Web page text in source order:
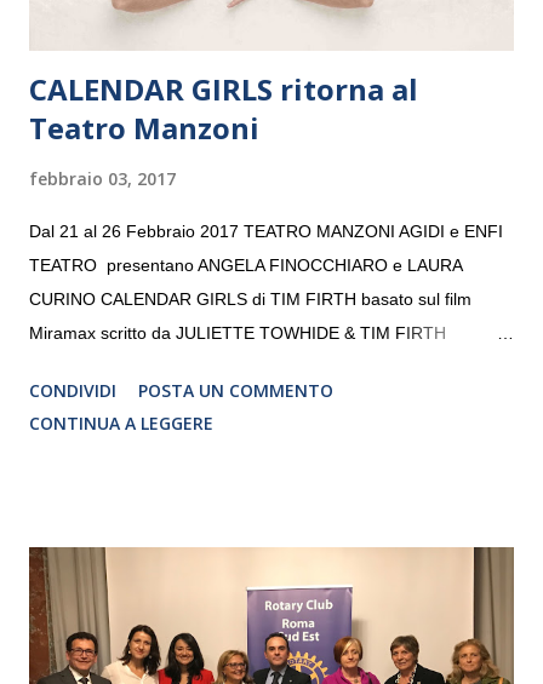
CALENDAR GIRLS ritorna al
Teatro Manzoni
febbraio 03, 2017
Dal 21 al 26 Febbraio 2017 TEATRO MANZONI AGIDI e ENFI
TEATRO presentano ANGELA FINOCCHIARO e LAURA
CURINO CALENDAR GIRLS di TIM FIRTH basato sul film
Miramax scritto da JULIETTE TOWHIDE & TIM FIRTH
CRISTINA PEZZOLI
CONDIVIDI
POSTA UN COMMENTO
CONTINUA A LEGGERE